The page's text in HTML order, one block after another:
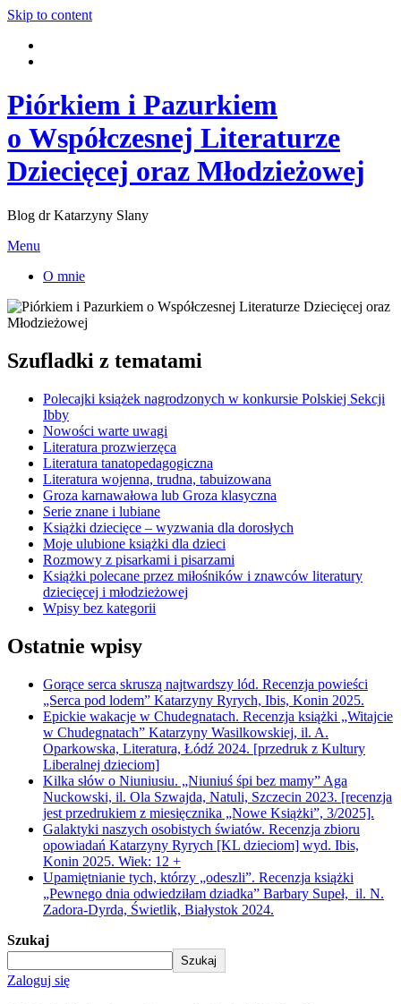
Skip to content
Piórkiem i Pazurkiem
o Współczesnej Literaturze
Dziecięcej oraz Młodzieżowej
Blog dr Katarzyny Slany
Menu
O mnie
Szufladki z tematami
Polecajki książek nagrodzonych w konkursie Polskiej Sekcji
Ibby
Nowości warte uwagi
Literatura prozwierzęca
Literatura tanatopedagogiczna
Literatura wojenna, trudna, tabuizowana
Groza karnawałowa lub Groza klasyczna
Serie znane i lubiane
Książki dziecięce – wyzwania dla dorosłych
Moje ulubione książki dla dzieci
Rozmowy z pisarkami i pisarzami
Książki polecane przez miłośników i znawców literatury
dziecięcej i młodzieżowej
Wpisy bez kategorii
Ostatnie wpisy
Gorące serca skruszą najtwardszy lód. Recenzja powieści
„Serca pod lodem” Katarzyny Ryrych, Ibis, Konin 2025.
Epickie wakacje w Chudegnatach. Recenzja książki „Witajcie
w Chudegnatach” Katarzyny Wasilkowskiej, il. A.
Oparkowska, Literatura, Łódź 2024. [przedruk z Kultury
Liberalnej dzieciom]
Kilka słów o Niuniusiu. „Niuniuś śpi bez mamy” Aga
Nuckowski, il. Ola Szwajda, Natuli, Szczecin 2023. [recenzja
jest przedrukiem z miesięcznika „Nowe Książki”, 3/2025].
Galaktyki naszych osobistych światów. Recenzja zbioru
opowiadań Katarzyny Ryrych [KL dzieciom] wyd. Ibis,
Konin 2025. Wiek: 12 +
Upamiętnianie tych, którzy „odeszli”. Recenzja książki
„Pewnego dnia odwiedziłam dziadka” Barbary Supeł, il. N.
Zadora-Dyrda, Świetlik, Białystok 2024.
Szukaj
Szukaj
Zaloguj się